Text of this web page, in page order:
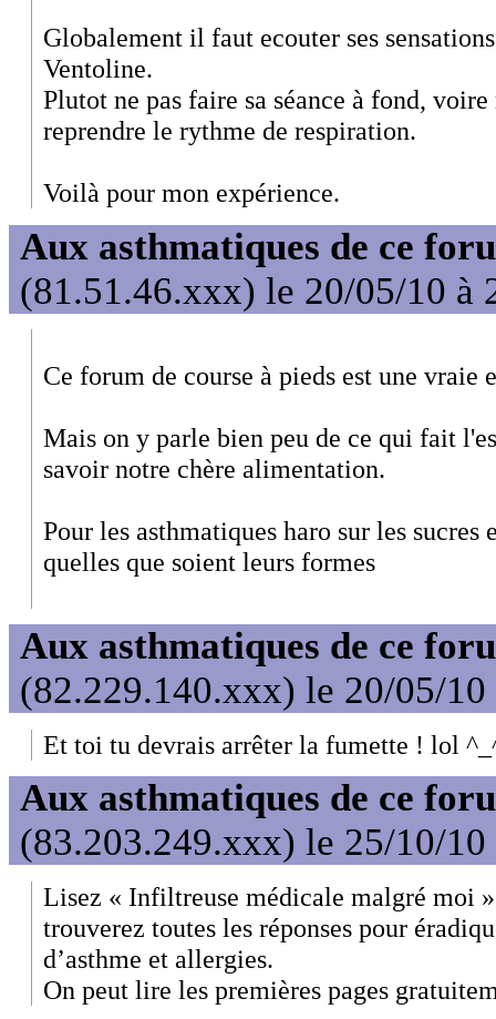
Globalement il faut ecouter ses
Ventoline.
Plutot ne pas faire sa séance à fond,
reprendre le rythme de respiration.
Voilà pour mon expérience.
Aux asthmatiques de ce
(81.51.46.xxx) le 20/05/10 à
Ce forum de course à pieds est une vraie
Mais on y parle bien peu de ce qui fait
savoir notre chère alimentation.
Pour les asthmatiques haro sur les
quelles que soient leurs formes
Aux asthmatiques de ce
(82.229.140.xxx) le 20/05/10
Et toi tu devrais arrêter la fumette ! lol
Aux asthmatiques de ce
(83.203.249.xxx) le 25/10/10
Lisez « Infiltreuse médicale malgré moi
trouverez toutes les réponses pour
d’asthme et allergies.
On peut lire les premières pages